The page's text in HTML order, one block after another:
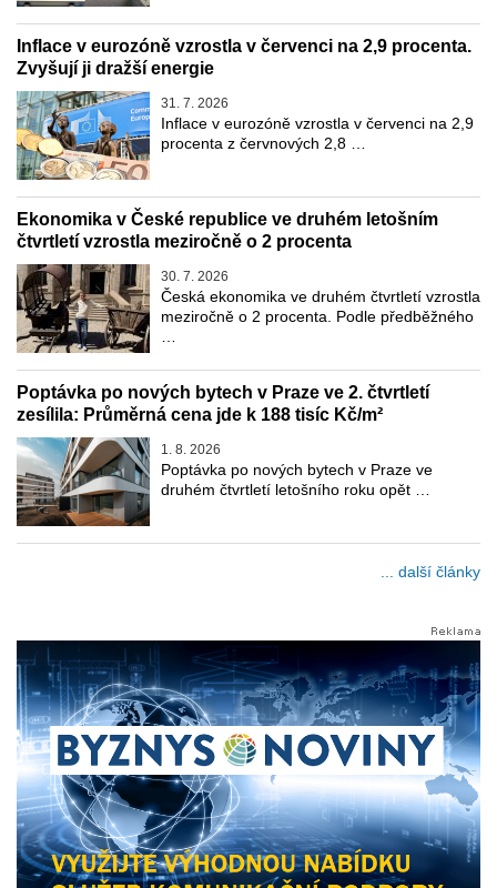
Inflace v eurozóně vzrostla v červenci na 2,9 procenta.
Zvyšují ji dražší energie
31. 7. 2026
Inflace v eurozóně vzrostla v červenci na 2,9
procenta z červnových 2,8 …
Ekonomika v České republice ve druhém letošním
čtvrtletí vzrostla meziročně o 2 procenta
30. 7. 2026
Česká ekonomika ve druhém čtvrtletí vzrostla
meziročně o 2 procenta. Podle předběžného
Poptávka po nových bytech v Praze ve 2. čtvrtletí
zesílila: Průměrná cena jde k 188 tisíc Kč/m²
1. 8. 2026
Poptávka po nových bytech v Praze ve
druhém čtvrtletí letošního roku opět …
... další články